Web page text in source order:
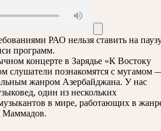
РАО нельзя ставить на
программ.
концерте в Зарядье «К Востоку
слушатели познакомятся с мугамом
жанром Азербайджана. У нас
один из нескольких
в мире, работающих в
Маммадов.